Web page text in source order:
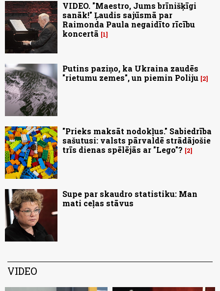
VIDEO. "Maestro, Jums brīnišķīgi
sanāk!" Ļaudis sajūsmā par
Raimonda Paula negaidīto rīcību
koncertā
1
Putins paziņo, ka Ukraina zaudēs
"rietumu zemes", un piemin Poliju 2
"Prieks maksāt nodokļus." Sabiedrība
sašutusi: valsts pārvaldē strādājošie
trīs dienas spēlējās ar "Lego"?
2
Supe par skaudro statistiku: Man
mati ceļas stāvus
VIDEO